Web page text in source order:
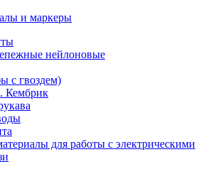
и маркеры
нейлоновые
с гвоздем)
Кембрик
для работы с электрическими